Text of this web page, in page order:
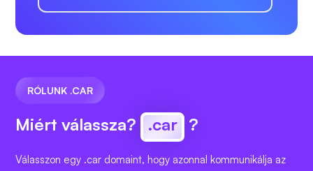
RÓLUNK .CAR
Miért válassza? .car ?
Válasszon egy .car domaint, hogy azonnal kommunikálja az